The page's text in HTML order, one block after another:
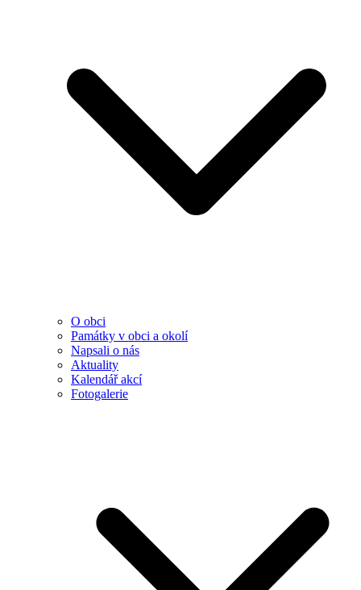
O obci
Památky v obci a okolí
Napsali o nás
Aktuality
Kalendář akcí
Fotogalerie